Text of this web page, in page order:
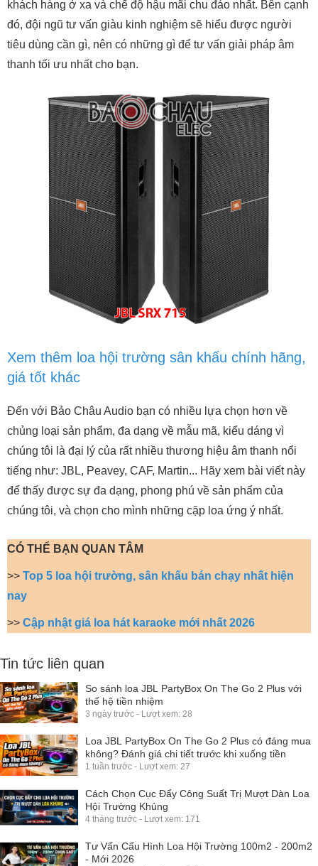
khách hàng ở xa và chế độ hậu mãi chu đáo nhất. Bên cạnh
đó, đội ngũ tư vấn giàu kinh nghiệm sẽ hiểu được người
tiêu dùng cần gì, nên có những gì để tư vấn giải pháp âm
thanh tối ưu nhất cho bạn.
Xem thêm loa hội trường sân khấu chính hãng,
giá tốt khác
Đến với Bảo Châu Audio bạn có nhiều lựa chọn hơn về
chủng loại sản phẩm, đa dạng về mẫu mã, kiểu dáng vì
chúng tôi là đại lý của rất nhiều thương hiệu âm thanh nổi
tiếng như: JBL, Peavey, CAF, Martin... Hãy xem bài viết này
để thấy được sự đa dạng, phong phú về sản phẩm của
chúng tôi, và chọn cho mình những cặp loa ứng ý nhất.
CÓ THỂ BẠN QUAN TÂM
>> Top 5 loa hội trường, sân khấu bán chạy nhất hiện
nay
>> Cập nhật giá loa hát karaoke mới nhất 2026
Tin tức liên quan
So sánh loa JBL PartyBox On The Go 2 Plus với
thế hệ tiền nhiệm
3 ngày trước - Lượt xem: 28
Loa JBL PartyBox On The Go 2 Plus có đáng mua
không? Đánh giá chi tiết trước khi xuống tiền
1 tuần trước - Lượt xem: 27
Cách Chọn Cục Đẩy Công Suất Trị Mượt Dàn Loa
Hội Trường Khủng
4 tháng trước - Lượt xem: 171
Tư Vấn Cấu Hình Loa Hội Trường 100m2 - 200m2
- Mới 2026